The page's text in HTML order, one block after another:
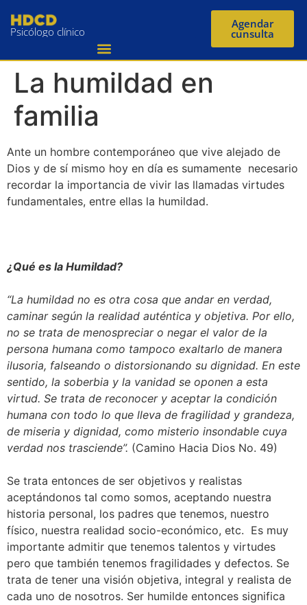
Psicólogo clínico
Agendar
cunsulta
La humildad en
familia
Ante un hombre contemporáneo que vive alejado de
Dios y de sí mismo hoy en día es sumamente necesario
recordar la importancia de vivir las llamadas virtudes
fundamentales, entre ellas la humildad.
¿Qué es la Humildad?
“La humildad no es otra cosa que andar en verdad,
caminar según la realidad auténtica y objetiva. Por ello,
no se trata de menospreciar o negar el valor de la
persona humana como tampoco exaltarlo de manera
ilusoria, falseando o distorsionando su dignidad. En este
sentido, la soberbia y la vanidad se oponen a esta
virtud. Se trata de reconocer y aceptar la condición
humana con todo lo que lleva de fragilidad y grandeza,
de miseria y dignidad, como misterio insondable cuya
verdad nos trasciende”. (Camino Hacia Dios No. 49)
Se trata entonces de ser objetivos y realistas
aceptándonos tal como somos, aceptando nuestra
historia personal, los padres que tenemos, nuestro
físico, nuestra realidad socio-económico, etc. Es muy
importante admitir que tenemos talentos y virtudes
pero que también tenemos fragilidades y defectos. Se
trata de tener una visión objetiva, integral y realista de
cada uno de nosotros. Ser humilde entonces significa